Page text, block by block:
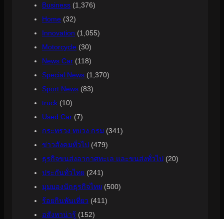
Business (1,376)
Home (32)
Innovation (1,055)
Motorcycle (30)
News Car (118)
Special News (1,370)
Sport News (83)
truck (10)
Used Car (7)
กระทรวง ทบวง กรม (341)
ข่าวสังคมทั่วไป (479)
ธุรกิจขนส่งอากาศทะเล และขนส่งทั่วไป (20)
ประกันทั่วไทย (241)
มุมมองนักธุรกิจไทย (500)
ร้อยกินพันเที่ยว (411)
อสังหาน่ารู้ (152)